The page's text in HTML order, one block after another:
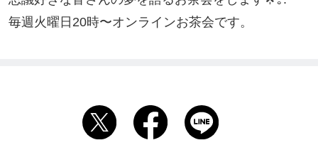
毎週火曜日20時〜オンラインお茶会です。